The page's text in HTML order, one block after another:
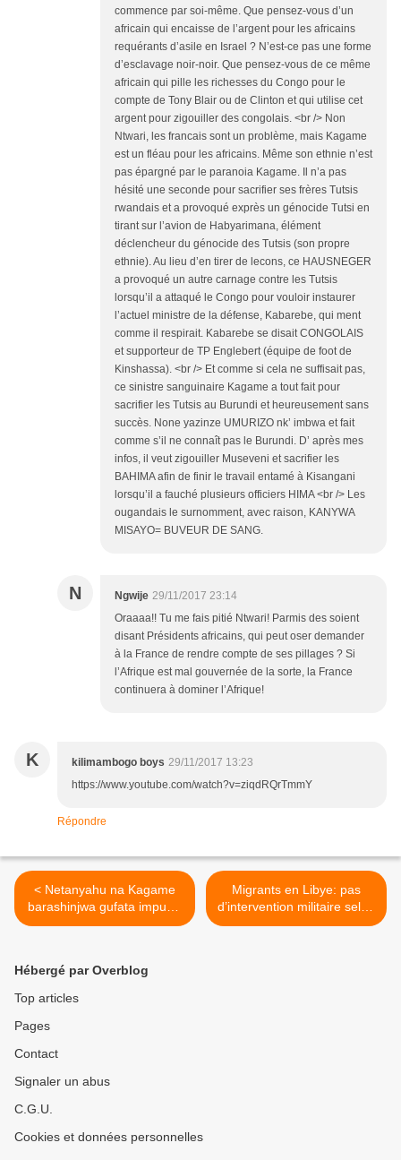
commence par soi-même. Que pensez-vous d’un
africain qui encaisse de l’argent pour les africains
requérants d’asile en Israel ? N’est-ce pas une forme
d’esclavage noir-noir. Que pensez-vous de ce même
africain qui pille les richesses du Congo pour le
compte de Tony Blair ou de Clinton et qui utilise cet
argent pour zigouiller des congolais. <br /> Non
Ntwari, les francais sont un problème, mais Kagame
est un fléau pour les africains. Même son ethnie n’est
pas épargné par le paranoia Kagame. Il n’a pas
hésité une seconde pour sacrifier ses frères Tutsis
rwandais et a provoqué exprès un génocide Tutsi en
tirant sur l’avion de Habyarimana, élément
déclencheur du génocide des Tutsis (son propre
ethnie). Au lieu d’en tirer de lecons, ce HAUSNEGER
a provoqué un autre carnage contre les Tutsis
lorsqu’il a attaqué le Congo pour vouloir instaurer
l’actuel ministre de la défense, Kabarebe, qui ment
comme il respirait. Kabarebe se disait CONGOLAIS
et supporteur de TP Englebert (équipe de foot de
Kinshassa). <br /> Et comme si cela ne suffisait pas,
ce sinistre sanguinaire Kagame a tout fait pour
sacrifier les Tutsis au Burundi et heureusement sans
succès. None yazinze UMURIZO nk’ imbwa et fait
comme s’il ne connaît pas le Burundi. D’ après mes
infos, il veut zigouiller Museveni et sacrifier les
BAHIMA afin de finir le travail entamé à Kisangani
lorsqu’il a fauché plusieurs officiers HIMA <br /> Les
ougandais le surnomment, avec raison, KANYWA
MISAYO= BUVEUR DE SANG.
N Ngwije 29/11/2017 23:14
Oraaaa!! Tu me fais pitié Ntwari! Parmis des soient
disant Présidents africains, qui peut oser demander
à la France de rendre compte de ses pillages ? Si
l’Afrique est mal gouvernée de la sorte, la France
continuera à dominer l’Afrique!
K kilimambogo boys 29/11/2017 13:23
https://www.youtube.com/watch?v=ziqdRQrTmmY
Répondre
< Netanyahu na Kagame
barashinjwa gufata impunzi
z'abanyafurika
Migrants en Libye: pas
d’intervention militaire selon
l’Union européenne >
Hébergé par Overblog
Top articles
Pages
Contact
Signaler un abus
C.G.U.
Cookies et données personnelles